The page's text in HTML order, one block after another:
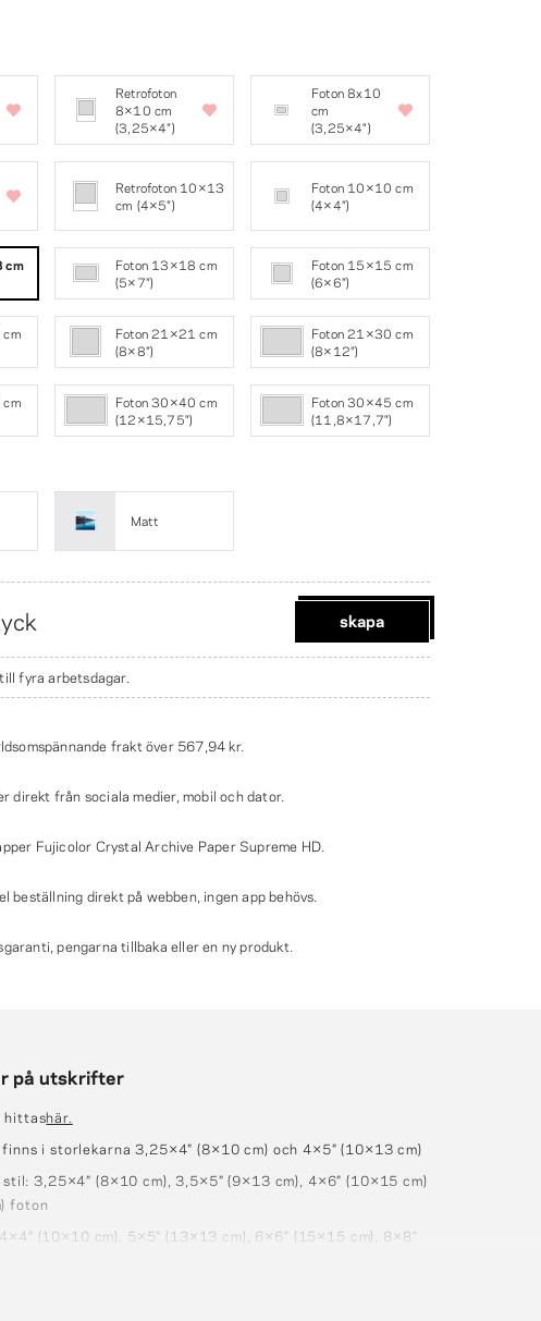
Retrofoton
8×10 cm
(3,25×4″)
Foton 8x10
cm
(3,25×4")
Retrofoton 10×13
cm (4×5″)
Foton 10×10 cm
(4×4″)
cm
Foton 13×18 cm
(5×7″)
Foton 15×15 cm
(6×6″)
Foton 21×21 cm
(8×8″)
Foton 21×30 cm
(8×12″)
Foton 30×40 cm
(12×15,75")
Foton 30×45 cm
(11,8×17,7")
Matt
skapa
fyra arbetsdagar.
frakt över 567,94 kr.
direkt från sociala medier, mobil och dator.
Fujicolor Crystal Archive Paper Supreme HD.
beställning direkt på webben, ingen app behövs.
pengarna tillbaka eller en ny produkt.
på utskrifter
hittashär.
i storlekarna 3,25×4″ (8×10 cm) och 4×5″ (10×13 cm)
3,25×4″ (8×10 cm), 3,5×5″ (9×13 cm), 4×6″ (10×15 cm)
foton
(10×10 cm), 5×5″ (13×13 cm), 6×6″ (15×15 cm), 8×8"